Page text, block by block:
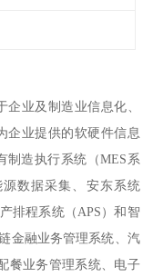
业及制造业信息化、
企业提供的软硬件信息
制造执行系统（MES系
数据采集、安东系统
排程系统（APS）和智
金融业务管理系统、汽
餐业务管理系统、电子